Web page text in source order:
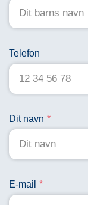
hurtigst
muligt.
Gå
Telefon
Dit navn
E-mail